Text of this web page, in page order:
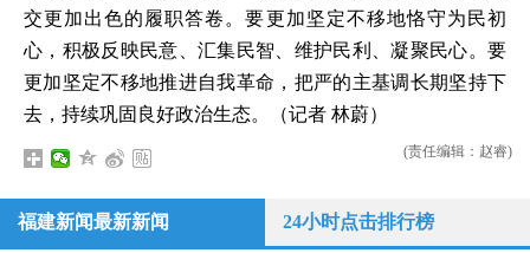
交更加出色的履职答卷。要更加坚定不移地恪守为民初
心，积极反映民意、汇集民智、维护民利、凝聚民心。要
更加坚定不移地推进自我革命，把严的主基调长期坚持下
去，持续巩固良好政治生态。（记者 林蔚）
(责任编辑：赵睿)
福建新闻最新新闻 24小时点击排行榜